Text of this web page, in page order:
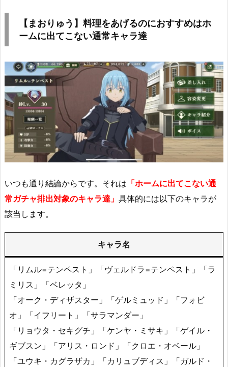
【まおりゅう】料理をあげるのにおすすめはホ
ームに出てこない通常キャラ達
いつも通り結論からです。それは 「ホームに出てこない通
常ガチャ排出対象のキャラ達」 具体的には以下のキャラが
該当します。
キャラ名
「リムル=テンペスト」「ヴェルドラ=テンペスト」「ラ
ミリス」「ベレッタ」
「オーク・ディザスター」「ゲルミュッド」「フォビ
オ」「イフリート」「サラマンダー」
「リョウタ・セキグチ」「ケンヤ・ミサキ」「ゲイル・
ギブスン」「アリス・ロンド」「クロエ・オベール」
「ユウキ・カグラザカ」「カリュブディス」「ガルド・